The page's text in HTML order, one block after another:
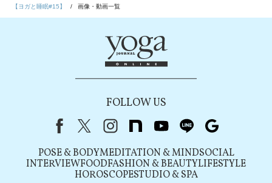
【ヨガと睡眠#15】
画像・動画一覧
FOLLOW US
FacebookX（旧Twitter）
instagram
note youtubeline
POSE & BODYMEDITATION & MINDSOCIAL
INTERVIEWFOODFASHION & BEAUTYLIFESTYLE
HOROSCOPESTUDIO & SPA